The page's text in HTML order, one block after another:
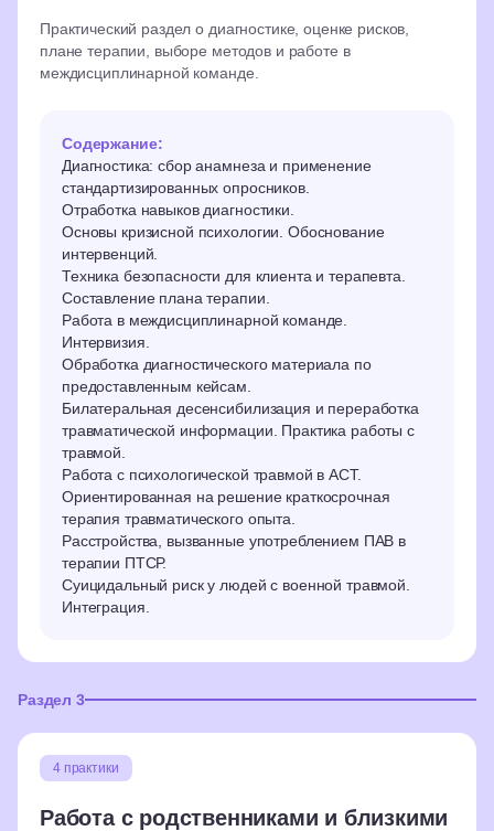
Практический раздел о диагностике, оценке рисков,
плане терапии, выборе методов и работе в
междисциплинарной команде.
Содержание:
Диагностика: сбор анамнеза и применение
стандартизированных опросников.
Отработка навыков диагностики.
Основы кризисной психологии. Обоснование
интервенций.
Техника безопасности для клиента и терапевта.
Составление плана терапии.
Работа в междисциплинарной команде.
Интервизия.
Обработка диагностического материала по
предоставленным кейсам.
Билатеральная десенсибилизация и переработка
травматической информации. Практика работы с
травмой.
Работа с психологической травмой в ACT.
Ориентированная на решение краткосрочная
терапия травматического опыта.
Расстройства, вызванные употреблением ПАВ в
терапии ПТСР.
Суицидальный риск у людей с военной травмой.
Интеграция.
Раздел 3
4 практики
Работа с родственниками и близкими